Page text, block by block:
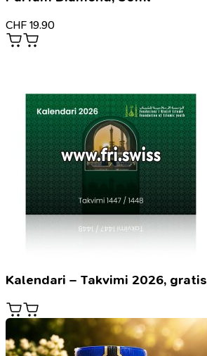
CHF 19.90
Kalendari – Takvimi 2026, gratis